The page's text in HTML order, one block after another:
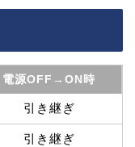
電源OFF→ON時
引き継ぎ
引き継ぎ